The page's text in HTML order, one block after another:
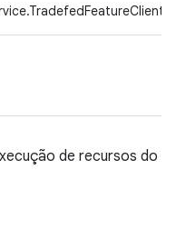
de recursos do